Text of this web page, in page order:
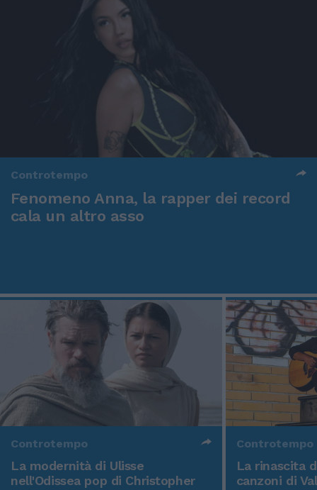
Controtempo
Fenomeno Anna, la rapper dei record
cala un altro asso
Controtempo
La modernità di Ulisse
nell'Odissea pop di Christopher
Controtempo
La rinascita
canzoni di